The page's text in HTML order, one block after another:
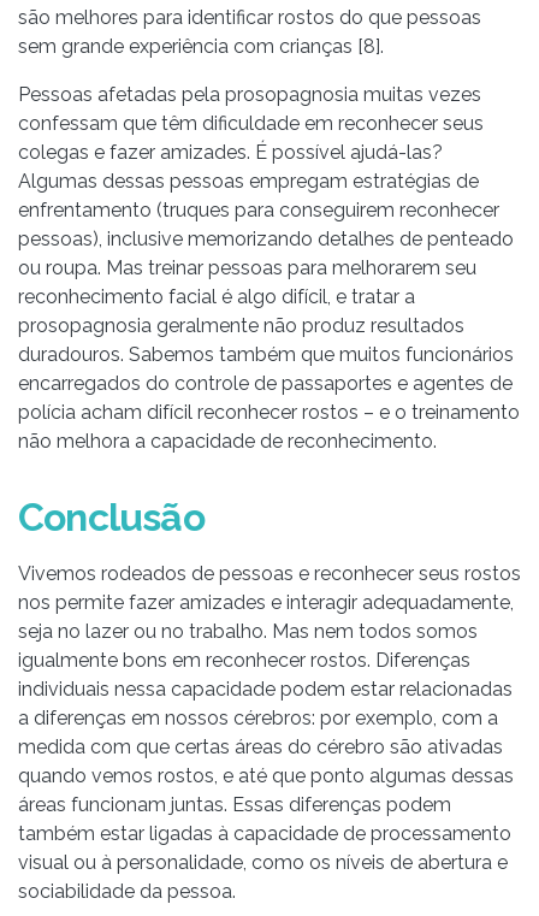
são melhores para identificar rostos do que pessoas
sem grande experiência com crianças [8].
Pessoas afetadas pela prosopagnosia muitas vezes
confessam que têm dificuldade em reconhecer seus
colegas e fazer amizades. É possível ajudá-las?
Algumas dessas pessoas empregam estratégias de
enfrentamento (truques para conseguirem reconhecer
pessoas), inclusive memorizando detalhes de penteado
ou roupa. Mas treinar pessoas para melhorarem seu
reconhecimento facial é algo difícil, e tratar a
prosopagnosia geralmente não produz resultados
duradouros. Sabemos também que muitos funcionários
encarregados do controle de passaportes e agentes de
polícia acham difícil reconhecer rostos – e o treinamento
não melhora a capacidade de reconhecimento.
Conclusão
Vivemos rodeados de pessoas e reconhecer seus rostos
nos permite fazer amizades e interagir adequadamente,
seja no lazer ou no trabalho. Mas nem todos somos
igualmente bons em reconhecer rostos. Diferenças
individuais nessa capacidade podem estar relacionadas
a diferenças em nossos cérebros: por exemplo, com a
medida com que certas áreas do cérebro são ativadas
quando vemos rostos, e até que ponto algumas dessas
áreas funcionam juntas. Essas diferenças podem
também estar ligadas à capacidade de processamento
visual ou à personalidade, como os níveis de abertura e
sociabilidade da pessoa.